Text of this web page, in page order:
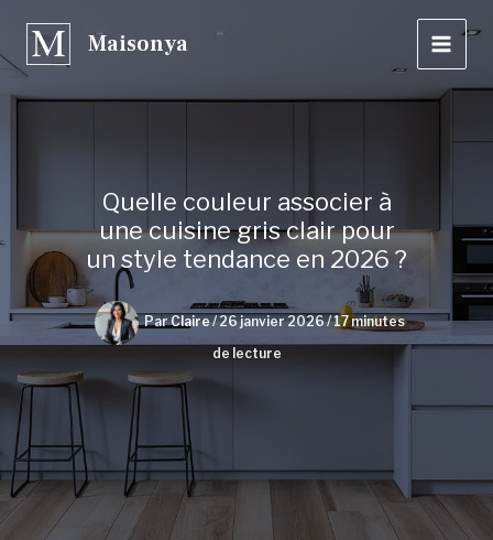
contenu
Maisonya
Quelle couleur associer à
une cuisine gris clair pour
un style tendance en 2026 ?
ParClaire/26 janvier 2026/17 minutes
de lecture